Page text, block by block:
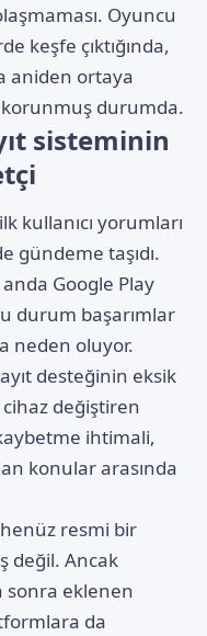
Oyuncu
keşfe çıktığında,
aniden ortaya
korunmuş durumda.
sisteminin
kullanıcı yorumları
gündeme taşıdı.
Google Play
durum başarımlar
neden oluyor.
desteğinin eksik
değiştiren
ihtimali,
konular arasında
resmi bir
değil. Ancak
sonra eklenen
da